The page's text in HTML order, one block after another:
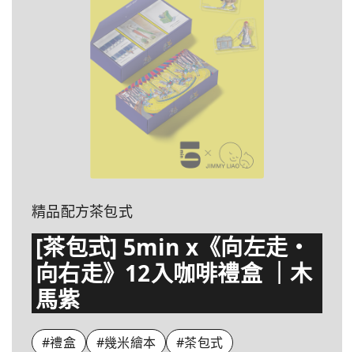
精品配方茶包式
[茶包式] 5min x《向左走・
向右走》12入咖啡禮盒 ｜木
馬紫
#禮盒 #幾米繪本 #茶包式